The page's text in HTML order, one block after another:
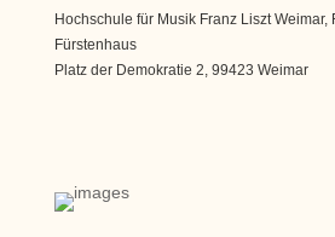
Hochschule für Musik Franz Liszt Weimar,
Fürstenhaus
Platz der Demokratie 2, 99423 Weimar